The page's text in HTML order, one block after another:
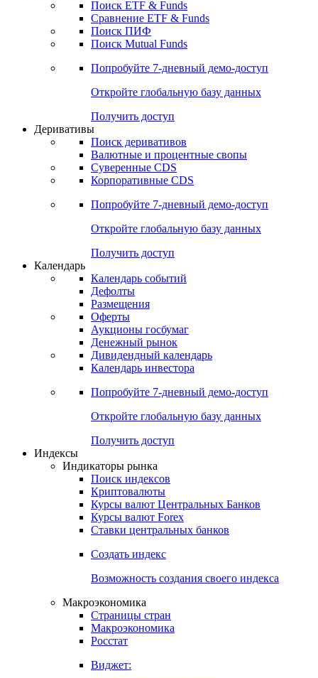
Откройте глобальную базу данных
Получить доступ
ETF & Funds
Сравнение ETF & Funds
Поиск Mutual Funds
Попробуйте7-дневный
Откройте глобальную базу данных
Получить доступ
Деривативы
Валютные и процентные свопы
Корпоративные CDS
Попробуйте7-дневный
Откройте глобальную базу данных
Получить доступ
Календарь
Календарь событий
Дефолты
Размещения
Оферты
Денежный рынок
Календарь инвестора
Попробуйте7-дневный
Откройте глобальную базу данных
Получить доступ
Индикаторы рынка
Поиск индексов
Курсы валют Центральных Банков
Ставки центральных банков
Создать индекс
Возможность создания своего индекса
Страницы стран